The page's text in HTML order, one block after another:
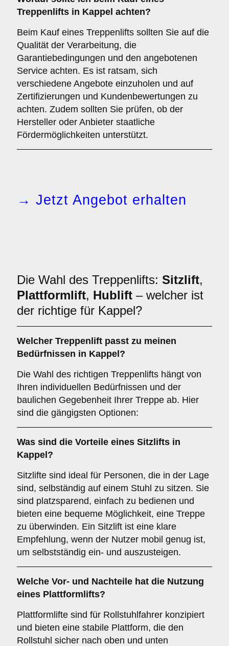
Treppenlifts in Kappel achten?
Beim Kauf eines Treppenlifts sollten Sie auf die
Qualität der Verarbeitung, die
Garantiebedingungen und den angebotenen
Service achten. Es ist ratsam, sich
verschiedene Angebote einzuholen und auf
Zertifizierungen und Kundenbewertungen zu
achten. Zudem sollten Sie prüfen, ob der
Hersteller oder Anbieter staatliche
Fördermöglichkeiten unterstützt.
→ Jetzt Angebot erhalten
Die Wahl des Treppenlifts: Sitzlift,
Plattformlift, Hublift – welcher ist
der richtige für Kappel?
Welcher Treppenlift passt zu meinen
Bedürfnissen in Kappel?
Die Wahl des richtigen Treppenlifts hängt von
Ihren individuellen Bedürfnissen und der
baulichen Gegebenheit Ihrer Treppe ab. Hier
sind die gängigsten Optionen:
Was sind die Vorteile eines Sitzlifts in
Kappel?
Sitzlifte sind ideal für Personen, die in der Lage
sind, selbständig auf einem Stuhl zu sitzen. Sie
sind platzsparend, einfach zu bedienen und
bieten eine bequeme Möglichkeit, eine Treppe
zu überwinden. Ein Sitzlift ist eine klare
Empfehlung, wenn der Nutzer mobil genug ist,
um selbstständig ein- und auszusteigen.
Welche Vor- und Nachteile hat die Nutzung
eines Plattformlifts?
Plattformlifte sind für Rollstuhlfahrer konzipiert
und bieten eine stabile Plattform, die den
Rollstuhl sicher nach oben und unten